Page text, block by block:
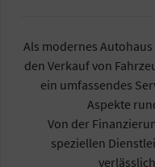
Als modernes
den Verkauf von
ein umfassendes
Aspekte
Von der
speziellen